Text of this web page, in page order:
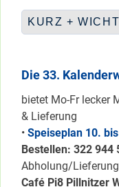
KURZ +
Die 33.
bietet Mo-Fr lecker
& Lieferung
• Speiseplan 10.
Bestellen: 322 944
Abholung/
Café Pi8 Pillnitzer